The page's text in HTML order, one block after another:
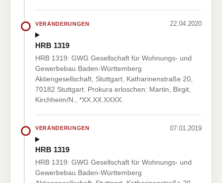
VERÄNDERUNGEN 22.04.2020
HRB 1319
HRB 1319: GWG Gesellschaft für Wohnungs- und
Gewerbebau Baden-Württemberg
Aktiengesellschaft, Stuttgart, Katharinenstraße 20,
70182 Stuttgart. Prokura erloschen: Martin, Birgit,
Kirchheim/N., *XX.XX.XXXX.
VERÄNDERUNGEN 07.01.2019
HRB 1319
HRB 1319: GWG Gesellschaft für Wohnungs- und
Gewerbebau Baden-Württemberg